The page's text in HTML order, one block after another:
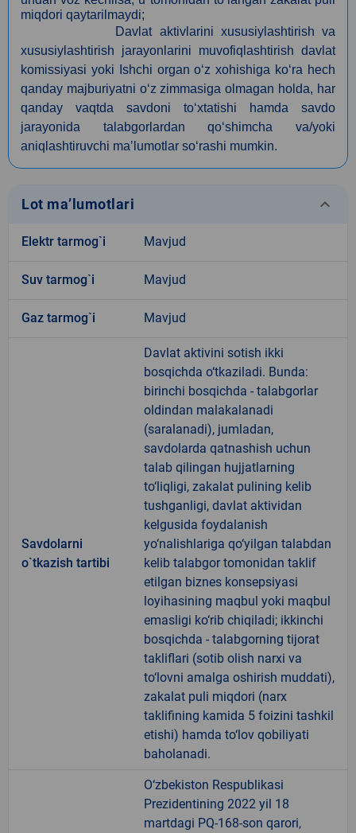
miqdori qaytarilmaydi;
Davlat aktivlarini xususiylashtirish va
xususiylashtirish jarayonlarini muvofiqlashtirish davlat
komissiyasi yoki Ishchi organ o‘z xohishiga ko‘ra hech
qanday majburiyatni o‘z zimmasiga olmagan holda, har
qanday vaqtda savdoni to‘xtatishi hamda savdo
jarayonida talabgorlardan qo‘shimcha va/yoki
aniqlashtiruvchi maʼlumotlar so‘rashi mumkin.
Lot ma’lumotlari keyboard_arrow_down
Elektr tarmog`i Mavjud
Suv tarmog`i Mavjud
Gaz tarmog`i Mavjud
Savdolarni
o`tkazish tartibi
Davlat aktivini sotish ikki
bosqichda o‘tkaziladi. Bunda:
birinchi bosqichda - talabgorlar
oldindan malakalanadi
(saralanadi), jumladan,
savdolarda qatnashish uchun
talab qilingan hujjatlarning
to‘liqligi, zakalat pulining kelib
tushganligi, davlat aktividan
kelgusida foydalanish
yo‘nalishlariga qo‘yilgan talabdan
kelib talabgor tomonidan taklif
etilgan biznes konsepsiyasi
loyihasining maqbul yoki maqbul
emasligi ko‘rib chiqiladi; ikkinchi
bosqichda - talabgorning tijorat
takliflari (sotib olish narxi va
to‘lovni amalga oshirish muddati),
zakalat puli miqdori (narx
taklifining kamida 5 foizini tashkil
etishi) hamda to‘lov qobiliyati
baholanadi.
O‘zbekiston Respublikasi
Prezidentining 2022 yil 18
martdagi PQ-168-son qarori,